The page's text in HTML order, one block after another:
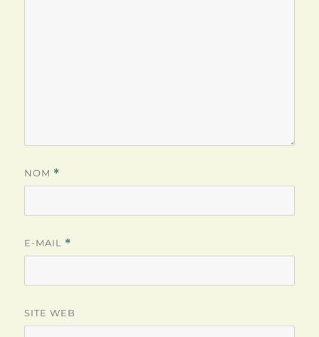
NOM *
E-MAIL *
SITE WEB